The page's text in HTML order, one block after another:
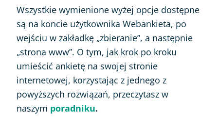
Wszystkie wymienione wyżej opcje dostępne
są na koncie użytkownika Webankieta, po
wejściu w zakładkę „zbieranie”, a następnie
„strona www”. O tym, jak krok po kroku
umieścić ankietę na swojej stronie
internetowej, korzystając z jednego z
powyższych rozwiązań, przeczytasz w
naszym poradniku.